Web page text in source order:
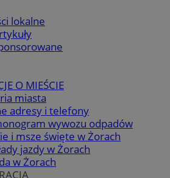
lokalne
O MIEŚCIE
miasta
adresy i telefony
wywozu odpadów
i msze święte w Żorach
jazdy w Żorach
w Żorach